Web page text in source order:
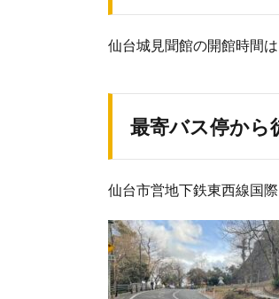
仙台城見聞館の開館時間は
最寄バス停から
仙台市営地下鉄東西線国